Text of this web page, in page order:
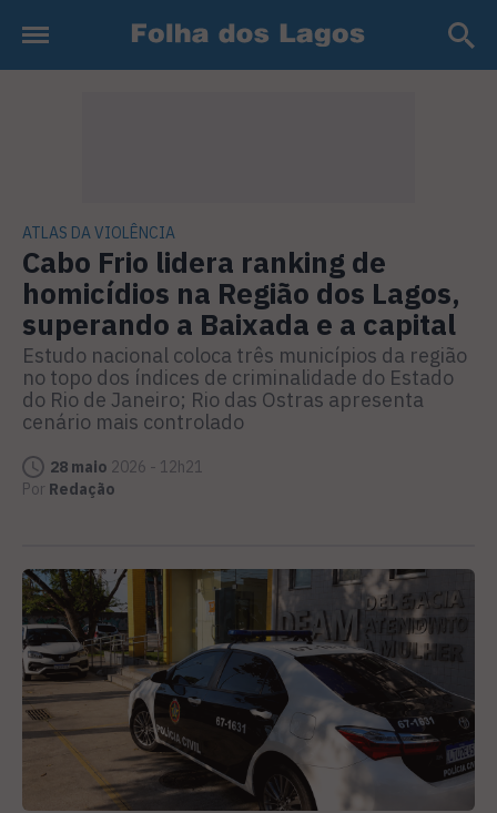
ATLAS DA VIOLÊNCIA
Cabo Frio lidera ranking de
homicídios na Região dos Lagos,
superando a Baixada e a capital
Estudo nacional coloca três municípios da região
no topo dos índices de criminalidade do Estado
do Rio de Janeiro; Rio das Ostras apresenta
cenário mais controlado
28 maio 2026 - 12h21
Por Redação